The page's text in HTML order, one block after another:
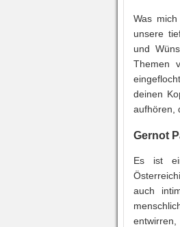
Was
unsere
und
Themen
deinen
aufhören,
Gernot
Es ist
auch